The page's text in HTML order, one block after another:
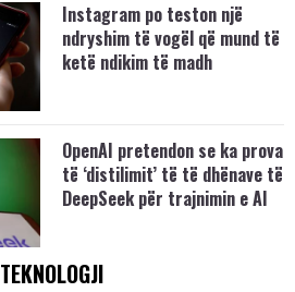
Instagram po teston një
ndryshim të vogël që mund të
ketë ndikim të madh
OpenAI pretendon se ka prova
të ‘distilimit’ të të dhënave të
DeepSeek për trajnimin e AI
TEKNOLOGJI